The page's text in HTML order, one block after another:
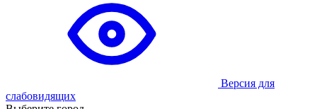
Версия для
слабовидящих